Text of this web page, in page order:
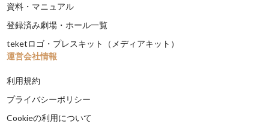
資料・マニュアル
登録済み劇場・ホール一覧
teketロゴ・プレスキット（メディアキット）
運営会社情報
利用規約
プライバシーポリシー
Cookieの利用について